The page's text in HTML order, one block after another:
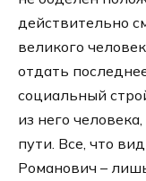
действительно
великого
отдать
социальный
из него
пути. Все, что
Романович –